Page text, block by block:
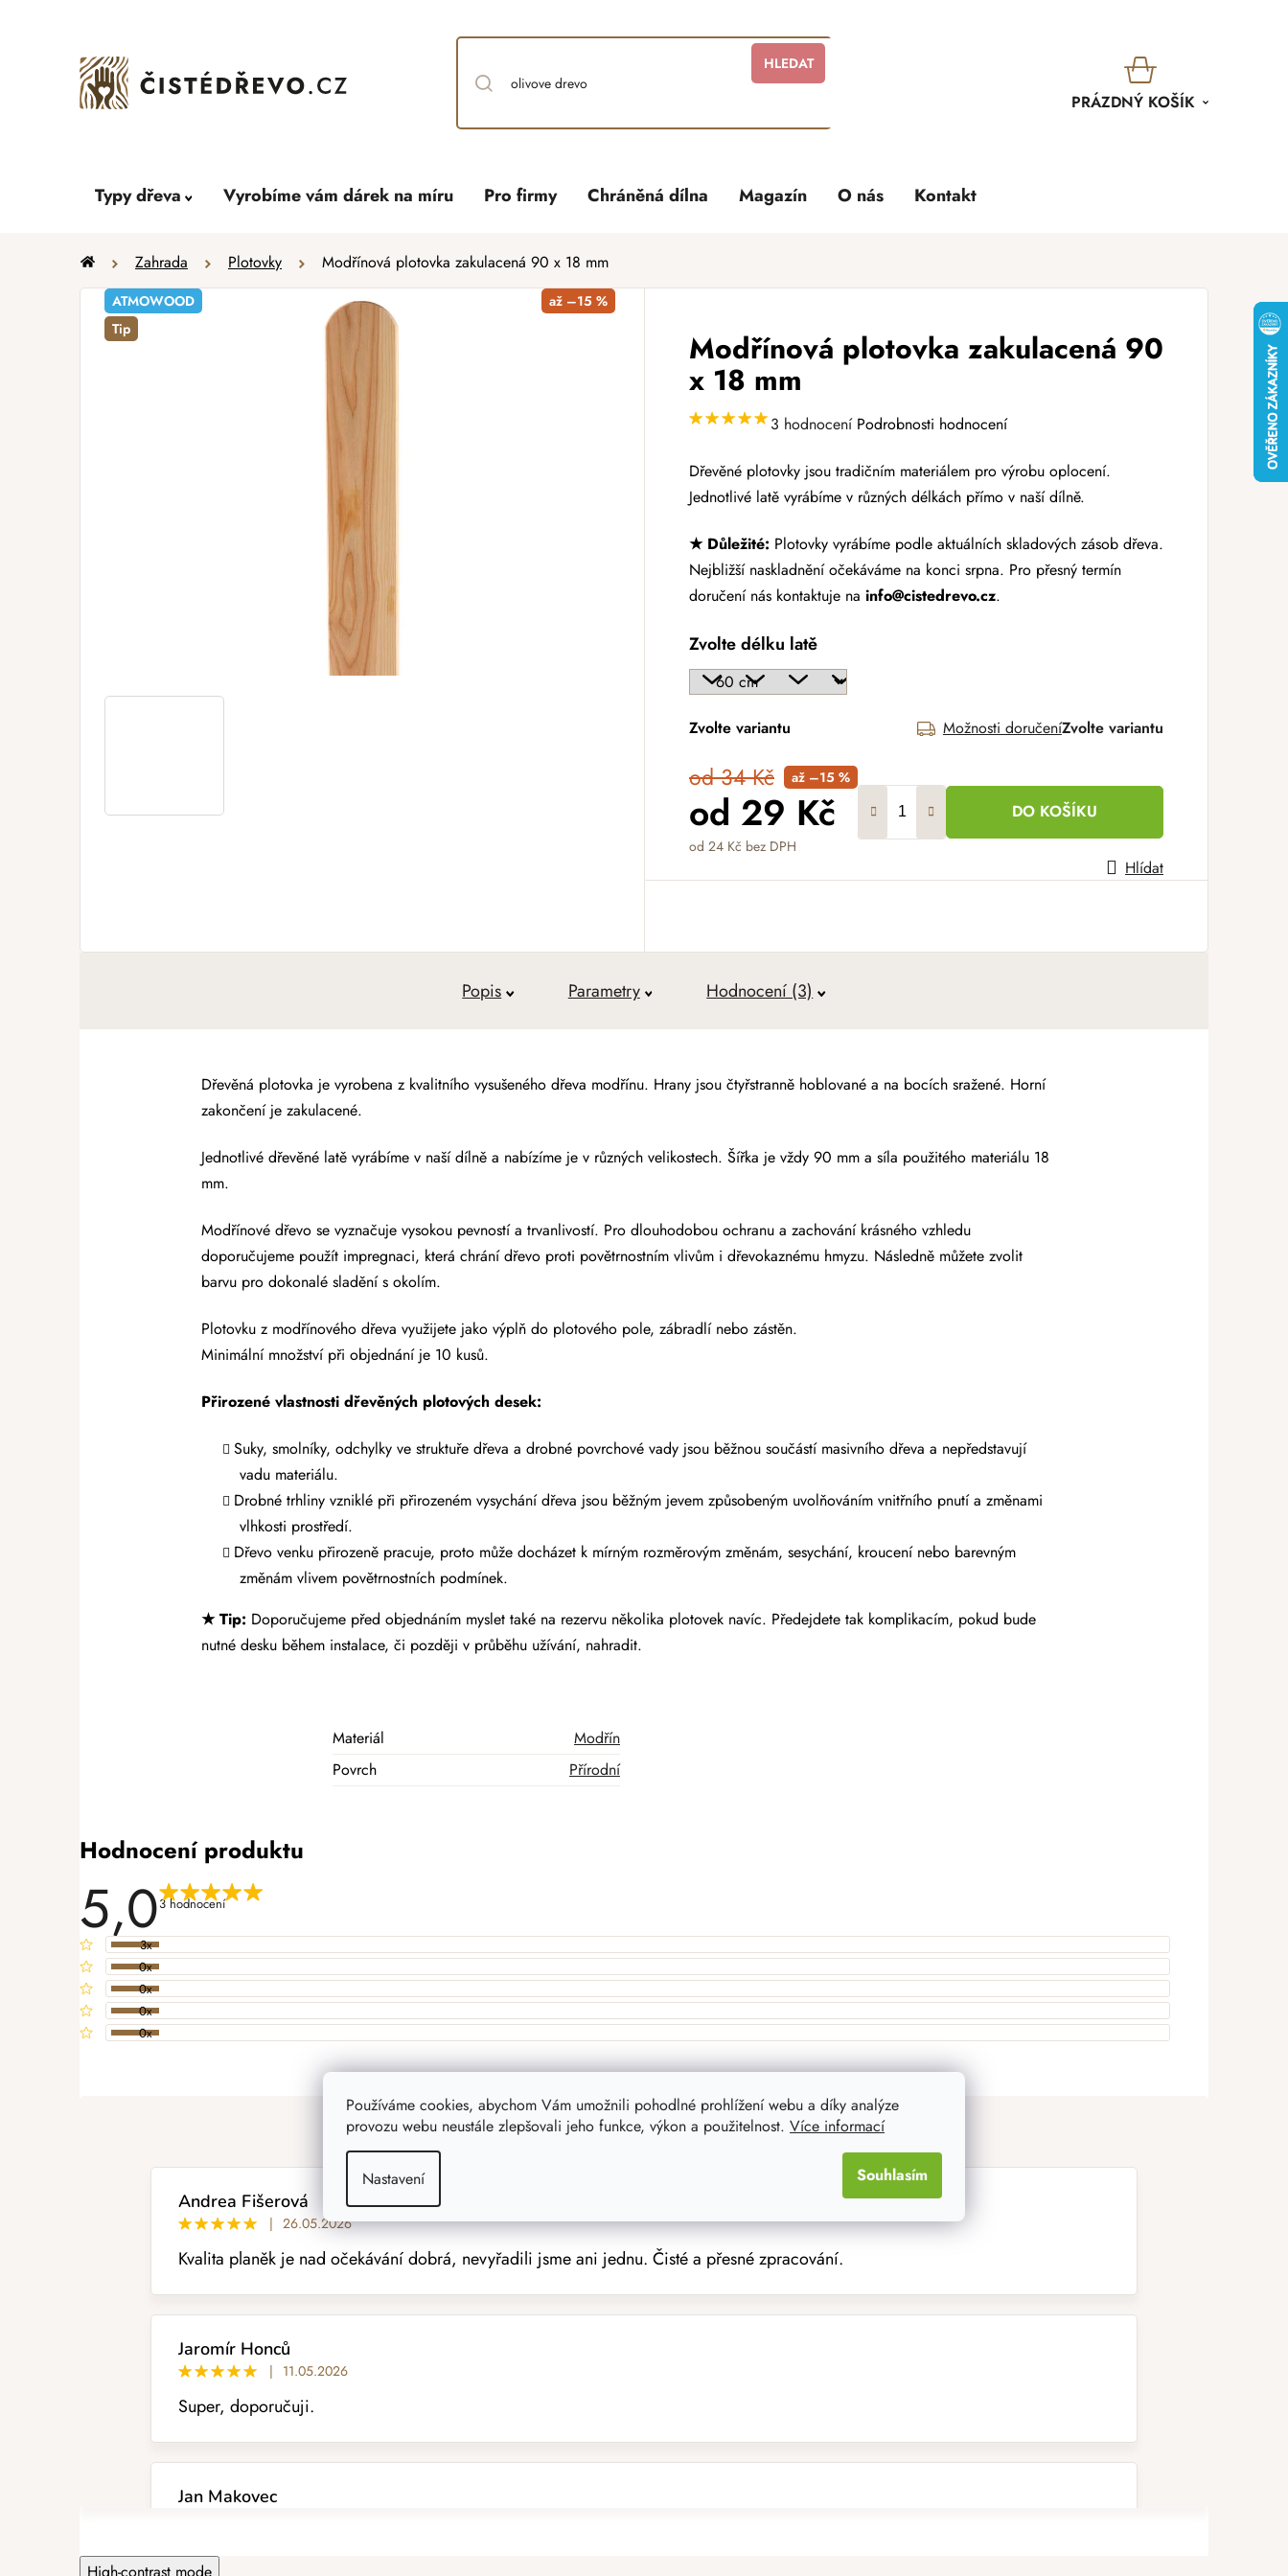
Používáme cookies, abychom Vám umožnili pohodlné prohlížení webu a díky analýze
provozu webu neustále zlepšovali jeho funkce, výkon a použitelnost. Více informací
Nastavení Souhlasím
HLEDAT
KOŠÍK
PRÁZDNÝ KOŠÍK
Typy dřeva Vyrobíme vám dárek na míru Pro firmy Chráněná dílna Magazín O nás Kontakt
Domů Zahrada Plotovky Modřínová plotovka zakulacená 90 x 18 mm
Modřínová plotovka zakulacená 90
x 18 mm
3 hodnocení Podrobnosti hodnocení
Dřevěné plotovky jsou tradičním materiálem pro výrobu oplocení.
Jednotlivé latě vyrábíme v různých délkách přímo v naší dílně.
★ Důležité: Plotovky vyrábíme podle aktuálních skladových zásob dřeva.
Nejbližší naskladnění očekáváme na konci srpna. Pro přesný termín
doručení nás kontaktuje na info@cistedrevo.cz.
Zvolte délku latě
Zvolte variantu Možnosti doručeníZvolte variantu
od 34 Kč až –15 %
od 29 Kč
od 24 Kč bez DPH
Měrná cena:
DO KOŠÍKU
Hlídat
ATMOWOOD
Tip
až –15 %
Popis Parametry Hodnocení (3)
Dřevěná plotovka je vyrobena z kvalitního vysušeného dřeva modřínu. Hrany jsou čtyřstranně hoblované a na bocích sražené. Horní
zakončení je zakulacené.
Jednotlivé dřevěné latě vyrábíme v naší dílně a nabízíme je v různých velikostech. Šířka je vždy 90 mm a síla použitého materiálu 18
mm.
Modřínové dřevo se vyznačuje vysokou pevností a trvanlivostí. Pro dlouhodobou ochranu a zachování krásného vzhledu
doporučujeme použít impregnaci, která chrání dřevo proti povětrnostním vlivům i dřevokaznému hmyzu. Následně můžete zvolit
barvu pro dokonalé sladění s okolím.
Plotovku z modřínového dřeva využijete jako výplň do plotového pole, zábradlí nebo zástěn.
Minimální množství při objednání je 10 kusů.
Přirozené vlastnosti dřevěných plotových desek:
Suky, smolníky, odchylky ve struktuře dřeva a drobné povrchové vady jsou běžnou součástí masivního dřeva a nepředstavují
vadu materiálu.
Drobné trhliny vzniklé při přirozeném vysychání dřeva jsou běžným jevem způsobeným uvolňováním vnitřního pnutí a změnami
vlhkosti prostředí.
Dřevo venku přirozeně pracuje, proto může docházet k mírným rozměrovým změnám, sesychání, kroucení nebo barevným
změnám vlivem povětrnostních podmínek.
★ Tip: Doporučujeme před objednáním myslet také na rezervu několika plotovek navíc. Předejdete tak komplikacím, pokud bude
nutné desku během instalace, či později v průběhu užívání, nahradit.
Materiál
Modřín
Povrch
Přírodní
Hodnocení produktu
5,03 hodnocení
3x
0x
0x
0x
0x
Andrea Fišerová
| 26.05.2026
Kvalita planěk je nad očekávání dobrá, nevyřadili jsme ani jednu. Čisté a přesné zpracování.
Jaromír Honců
| 11.05.2026
Super, doporučuji.
Jan Makovec
super ,bez zmetků velmi dobrá kvalita,rychle dodáno a profi zabaleno.Děkuji moc již je plot hotový :-)